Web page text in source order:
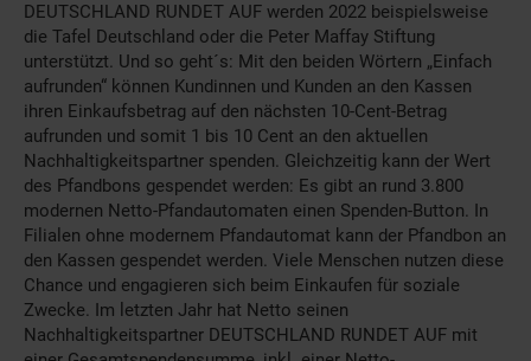
DEUTSCHLAND RUNDET AUF werden 2022 beispielsweise
die Tafel Deutschland oder die Peter Maffay Stiftung
unterstützt. Und so geht´s: Mit den beiden Wörtern „Einfach
aufrunden“ können Kundinnen und Kunden an den Kassen
ihren Einkaufsbetrag auf den nächsten 10-Cent-Betrag
aufrunden und somit 1 bis 10 Cent an den aktuellen
Nachhaltigkeitspartner spenden. Gleichzeitig kann der Wert
des Pfandbons gespendet werden: Es gibt an rund 3.800
modernen Netto-Pfandautomaten einen Spenden-Button. In
Filialen ohne modernem Pfandautomat kann der Pfandbon an
den Kassen gespendet werden. Viele Menschen nutzen diese
Chance und engagieren sich beim Einkaufen für soziale
Zwecke. Im letzten Jahr hat Netto seinen
Nachhaltigkeitspartner DEUTSCHLAND RUNDET AUF mit